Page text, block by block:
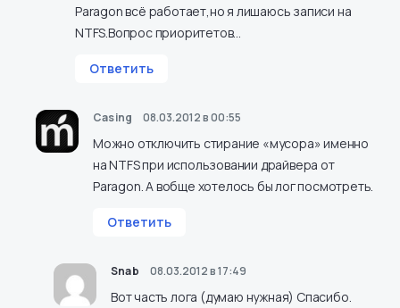
Paragon всё работает,но я лишаюсь записи на
NTFS.Вопрос приоритетов…
Ответить
Casing 08.03.2012 в 00:55
Можно отключить стирание «мусора» именно
на NTFS при использовании драйвера от
Paragon. А вобще хотелось бы лог посмотреть.
Ответить
Snab 08.03.2012 в 17:49
Вот часть лога (думаю нужная) Спасибо.